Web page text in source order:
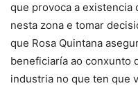
que provoca a existencia
nesta zona e tomar
que Rosa Quintana
beneficiaría ao conxunto
industria no que ten que